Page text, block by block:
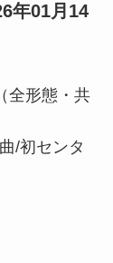
年01月14
全形態・共
/初センタ